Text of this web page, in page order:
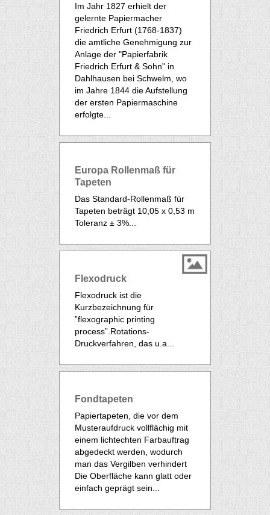
Im Jahr 1827 erhielt der
gelernte Papiermacher
Friedrich Erfurt (1768-1837)
die amtliche Genehmigung zur
Anlage der "Papierfabrik
Friedrich Erfurt & Sohn" in
Dahlhausen bei Schwelm, wo
im Jahre 1844 die Aufstellung
der ersten Papiermaschine
erfolgte...
Europa Rollenmaß für
Tapeten
Das Standard-Rollenmaß für
Tapeten beträgt 10,05 x 0,53 m
Toleranz ± 3%...
Flexodruck
Flexodruck ist die
Kurzbezeichnung für
”flexographic printing
process”.Rotations-
Druckverfahren, das u.a...
Fondtapeten
Papiertapeten, die vor dem
Musteraufdruck vollflächig mit
einem lichtechten Farbauftrag
abgedeckt werden, wodurch
man das Vergilben verhindert
Die Oberfläche kann glatt oder
einfach geprägt sein...